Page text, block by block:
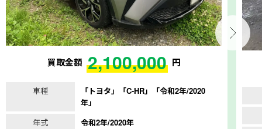
買取金額 2,100,000 円
車種
「トヨタ」「C-HR」「令和2年/2020
年」
年式
令和2年/2020年